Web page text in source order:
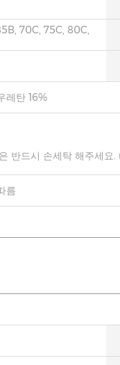
70C, 75C, 80C,
레탄 16%
반드시 손세탁 해주세
름